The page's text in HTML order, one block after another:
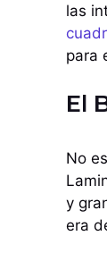
las
para
El
No
y
era